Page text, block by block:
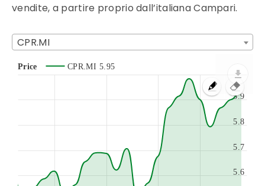
vendite, a partire proprio dall’italiana Campari.
CPR.MI
Price CPR.MI 5.95
5.6
5.7
5.8
5.9